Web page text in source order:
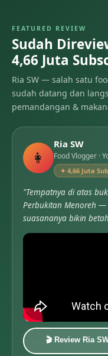
FEATURED REVIEW
Sudah
4,66 Juta
Ria SW — salah satu
sudah datang dan
pemandangan &
👩
Ria SW
Food Vlogger ·
✦ 4,66 Juta
"Tempatnya di atas
Perbukitan Menoreh
suasananya bikin
🎬 Review Ria